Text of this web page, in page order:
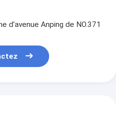
d'avenue Anping de NO.371